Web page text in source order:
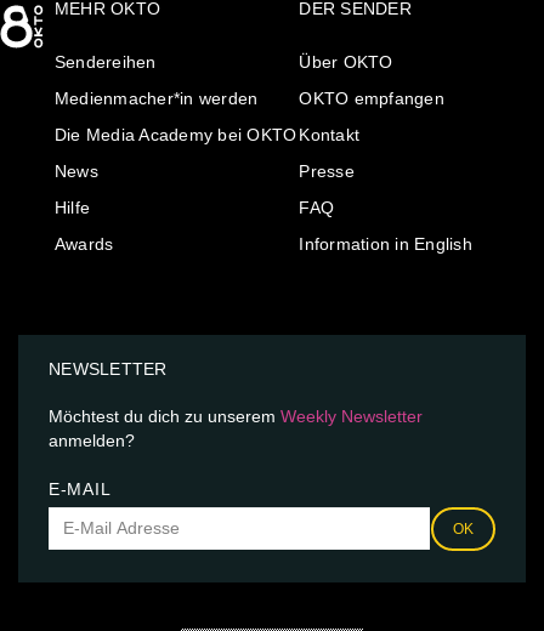
MEHR OKTO
Sendereihen
Medienmacher*in werden
Die Media Academy bei OKTO
News
Hilfe
Awards
DER SENDER
Über OKTO
OKTO empfangen
Kontakt
Presse
FAQ
Information in English
NEWSLETTER
Möchtest du dich zu unserem Weekly Newsletter
anmelden?
E-MAIL
OK